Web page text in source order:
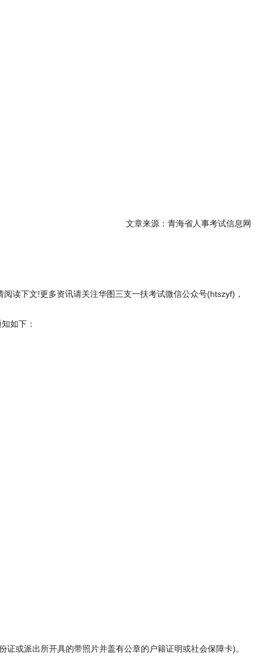
文章来源：青海省人事考试信息网
阅读下文!更多资讯请关注华图三支一扶考试微信公众号(htszyf)，
如下：
或派出所开具的带照片并盖有公章的户籍证明或社会保障卡)。